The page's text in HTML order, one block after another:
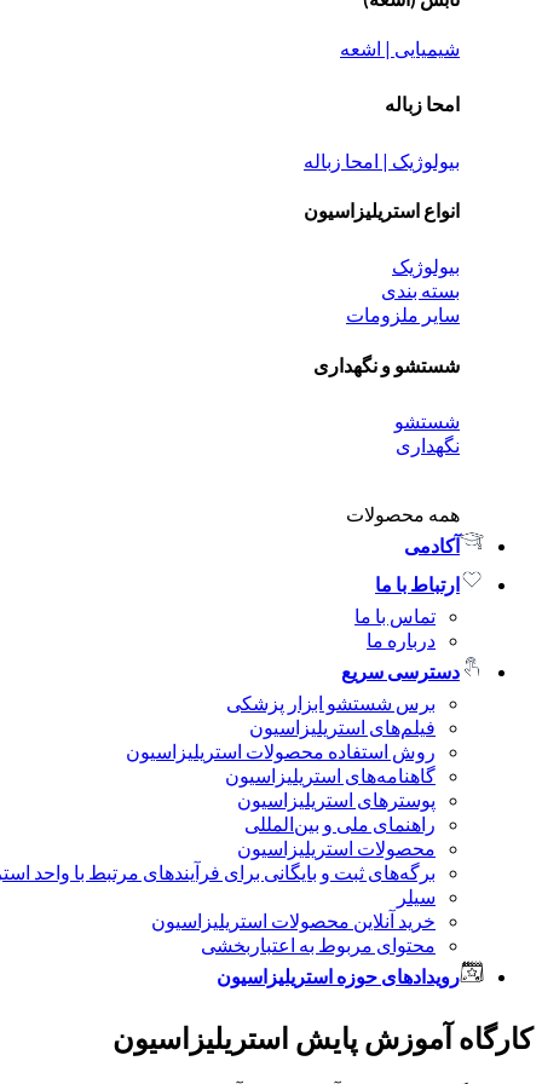
شیمیایی | اشعه
امحا زباله
بیولوژیک | امحا زباله
انواع استریلیزاسیون
بیولوژیک
بسته بندی
سایر ملزومات
شستشو و نگهداری
شستشو
نگهداری
همه محصولات
آکادمی
ارتباط با ما
تماس با ما
درباره ما
دسترسی سریع
برس شستشو ابزار پزشکی
فیلم‌های استریلیزاسیون
روش استفاده محصولات استریلیزاسیون
گاهنامه‌های استریلیزاسیون
پوسترهای استریلیزاسیون
راهنمای ملی و بین‌المللی
محصولات استریلیزاسیون
برگه‌های ثبت و بایگانی برای فرآیندهای مرتبط با واحد
سیلر
خرید آنلاین محصولات استریلیزاسیون
محتوای مربوط به اعتباربخشی
رویدادهای حوزه استریلیزاسیون
کارگاه آموزش پایش استریلیزاسیون